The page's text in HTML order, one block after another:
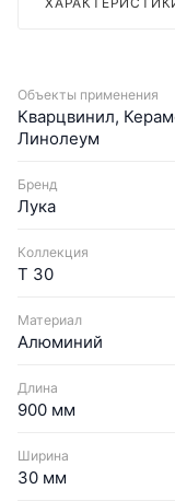
Объекты применения
Кварцвинил,
Линолеум
Бренд
Лука
Коллекция
Т 30
Материал
Алюминий
Длина
900 мм
Ширина
30 мм